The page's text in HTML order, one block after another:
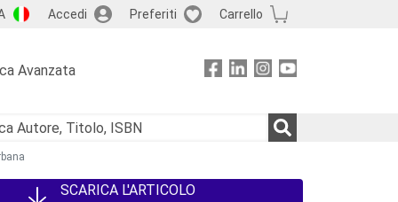
Accedi Preferiti Carrello
Avanzata
SCARICA L'ARTICOLO